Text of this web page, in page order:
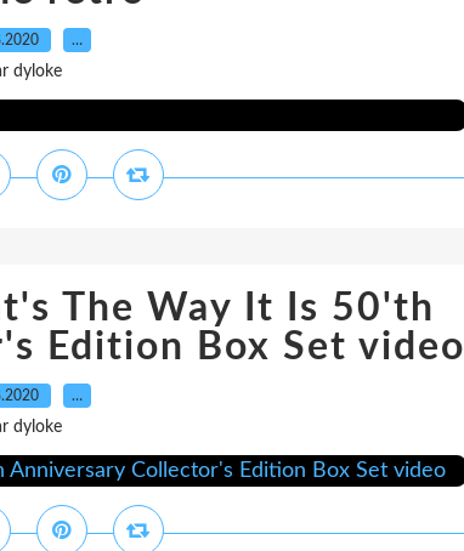
…
dyloke
The Way It Is 50'th
Edition Box Set video
…
dyloke